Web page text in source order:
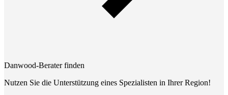
Danwood-Berater finden
Nutzen Sie die Unterstützung eines Spezialisten in Ihrer Region!